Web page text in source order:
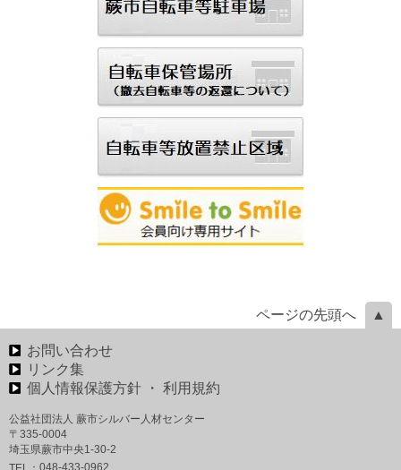
ページの先頭へ
お問い合わせ
リンク集
個人情報保護方針 ・ 利用規約
公益社団法人 蕨市シルバー人材センター
〒335-0004
埼玉県蕨市中央1-30-2
048-433-0962